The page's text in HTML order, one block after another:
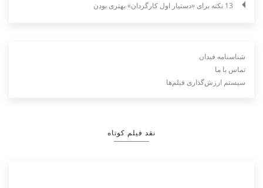
13 نکته برای «دستیار اول کارگردان» بهتری بودن
شناسنامه فیدان
تماس با ما
سیستم ارزش‌گذاری فیلم‌ها
نقد فیلم کوتاه